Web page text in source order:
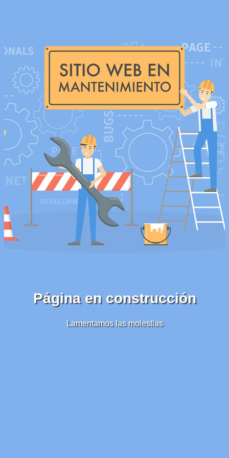
Página en construcción
Lamentamos las molestias